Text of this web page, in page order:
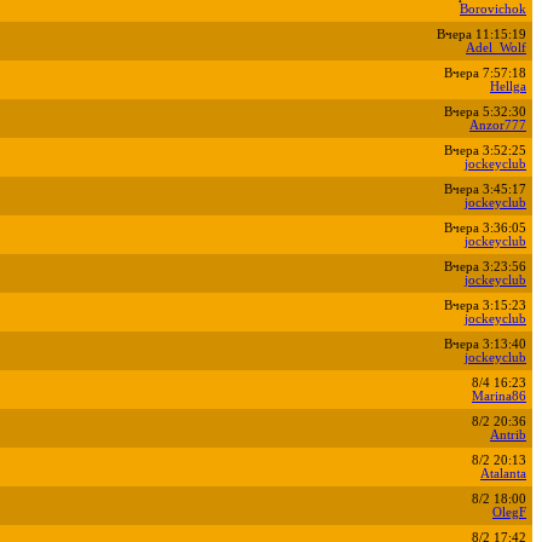
Borovichok
Вчера 11:15:19
Adel_Wolf
Вчера 7:57:18
Hellga
Вчера 5:32:30
Anzor777
Вчера 3:52:25
jockeyclub
Вчера 3:45:17
jockeyclub
Вчера 3:36:05
jockeyclub
Вчера 3:23:56
jockeyclub
Вчера 3:15:23
jockeyclub
Вчера 3:13:40
jockeyclub
8/4 16:23
Marina86
8/2 20:36
Antrib
8/2 20:13
Atalanta
8/2 18:00
OlegF
8/2 17:42